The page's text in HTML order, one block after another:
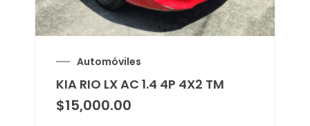
Automóviles
KIA RIO LX AC 1.4 4P 4X2 TM
$15,000.00